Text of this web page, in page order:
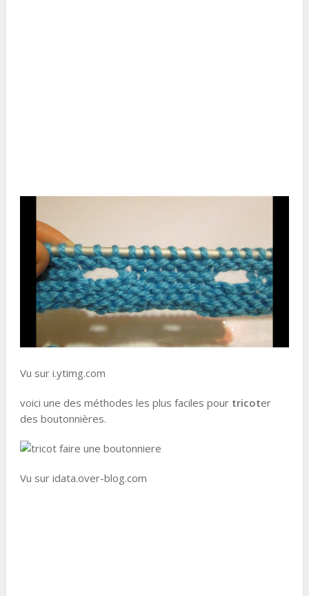
Vu sur i.ytimg.com
voici une des méthodes les plus faciles pour tricoter
des boutonnières.
Vu sur idata.over-blog.com